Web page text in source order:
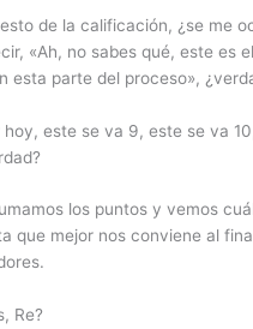
de la calificación, ¿se me
«Ah, no sabes qué, este es
esta parte del proceso»,
hoy, este se va 9, este se va
los puntos y vemos
que mejor nos conviene al
Re?